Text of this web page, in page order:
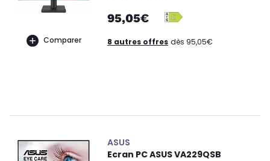
Comparer
95,05€
8 autres offres dès 95,05€
ASUS
Ecran PC ASUS VA229QSB